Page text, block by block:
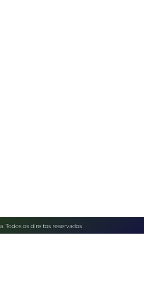
Todos os direitos reservados